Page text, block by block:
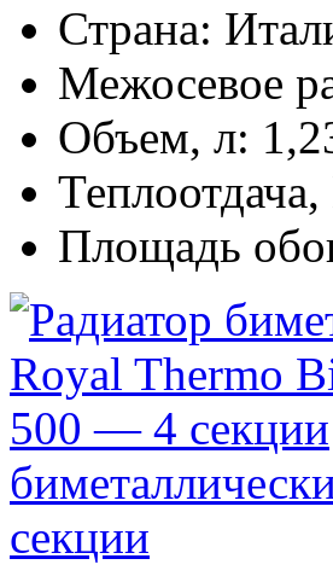
Страна:
Межосевое
Объем, л:
Площадь
секции